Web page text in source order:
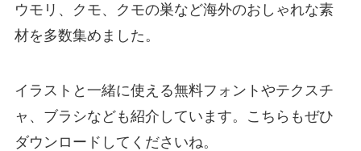
ウモリ、クモ、クモの巣など海外のおしゃれな素
材を多数集めました。
イラストと一緒に使える無料フォントやテクスチ
ャ、ブラシなども紹介しています。こちらもぜひ
ダウンロードしてくださいね。